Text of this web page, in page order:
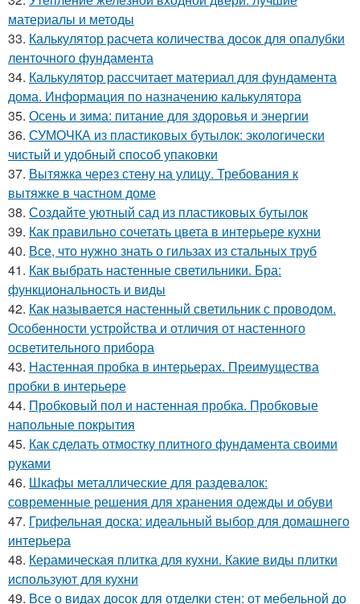
материалы и методы
33. Калькулятор расчета количества досок для опалубки
ленточного фундамента
34. Калькулятор рассчитает материал для фундамента
дома. Информация по назначению калькулятора
35. Осень и зима: питание для здоровья и энергии
36. СУМОЧКА из пластиковых бутылок: экологически
чистый и удобный способ упаковки
37. Вытяжка через стену на улицу. Требования к
вытяжке в частном доме
38. Создайте уютный сад из пластиковых бутылок
39. Как правильно сочетать цвета в интерьере кухни
40. Все, что нужно знать о гильзах из стальных труб
41. Как выбрать настенные светильники. Бра:
функциональность и виды
42. Как называется настенный светильник с проводом.
Особенности устройства и отличия от настенного
осветительного прибора
43. Настенная пробка в интерьерах. Преимущества
пробки в интерьере
44. Пробковый пол и настенная пробка. Пробковые
напольные покрытия
45. Как сделать отмостку плитного фундамента своими
руками
46. Шкафы металлические для раздевалок:
современные решения для хранения одежды и обуви
47. Грифельная доска: идеальный выбор для домашнего
интерьера
48. Керамическая плитка для кухни. Какие виды плитки
используют для кухни
49. Все о видах досок для отделки стен: от мебельной до